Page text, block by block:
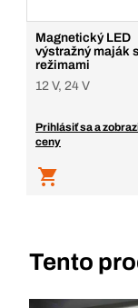
Magnetický LED
výstražný maják
režimami
12 V, 24 V
Prihlásiť sa a
ceny
Tento